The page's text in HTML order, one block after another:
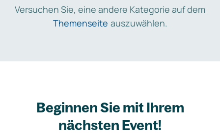
Versuchen Sie, eine andere Kategorie auf dem
Themenseite auszuwählen.
Beginnen Sie mit Ihrem
nächsten Event!